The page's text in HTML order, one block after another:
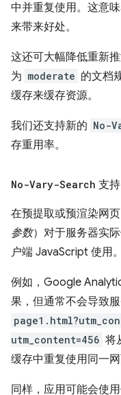
中并重复使用。这意
来带来好处。
这还可大幅降低重新
为 moderate 的文档
缓存来缓存资源。
我们还支持新的 No-
存重用率。
No-Vary-Search 支持
在预提取或预渲染网
参数）对于服务器实
户端 JavaScript 使用。
例如，Google
果，但通常不会导致
utm_content=456 将
缓存中重复使用同一网
同样，应用可能会使